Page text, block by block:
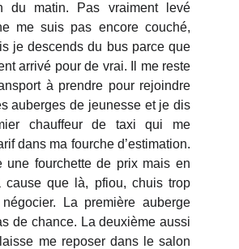
du matin. Pas vraiment levé
me suis pas encore couché,
je descends du bus parce que
arrivé pour de vrai. Il me reste
à prendre pour rejoindre
auberges de jeunesse et je dis
chauffeur de taxi qui me
dans ma fourche d’estimation.
une fourchette de prix mais en
cause que là, pfiou, chuis trop
La première auberge
de chance. La deuxième aussi
me reposer dans le salon